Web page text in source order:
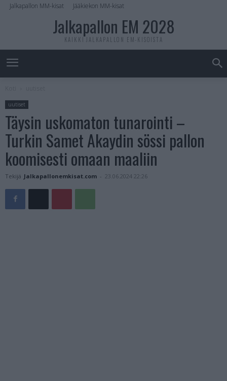
Jalkapallon MM-kisat Jääkiekon MM-kisat
Jalkapallon EM 2028
KAIKKI JALKAPALLON EM-KISOISTA
uutiset
Täysin uskomaton tunarointi –
Turkin Samet Akaydin sössi pallon
koomisesti omaan maaliin
Tekijä Jalkapallonemkisat.com - 23.06.2024 22:26